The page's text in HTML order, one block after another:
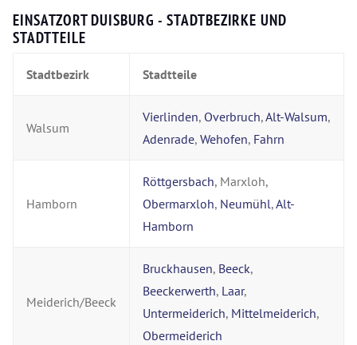
EINSATZORT DUISBURG - STADTBEZIRKE UND
STADTTEILE
Stadtbezirk Stadtteile
Walsum
Vierlinden, Overbruch,Alt-Walsum,
Adenrade, Wehofen, Fahrn
Hamborn
Röttgersbach, Marxloh,
Obermarxloh, Neumühl,Alt-
Hamborn
Meiderich/Beeck
Bruckhausen, Beeck,
Beeckerwerth, Laar,
Untermeiderich, Mittelmeiderich,
Obermeiderich